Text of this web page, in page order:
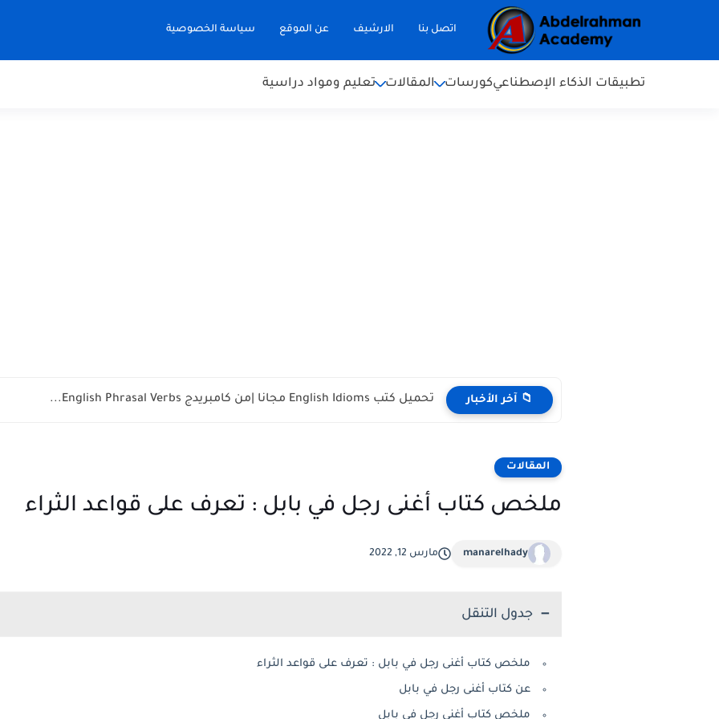
اتصل بنا الارشيف عن الموقع سياسة الخصوصية
تطبيقات الذكاء الإصطناعيكورسات المقالات تعليم ومواد دراسية
📁 آخر الأخبار تحميل كتب English Idioms مجانا |من كامبريدج English Phrasal Verbs...
المقالات
ملخص كتاب أغنى رجل في بابل : تعرف على قواعد الثراء
manarelhady مارس 12, 2022
جدول التنقل
ملخص كتاب أغنى رجل في بابل : تعرف على قواعد الثراء
عن كتاب أغنى رجل في بابل
ملخص كتاب أغنى رجل في بابل